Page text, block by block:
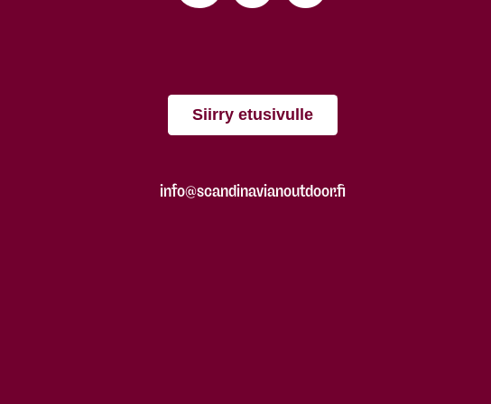
Siirry etusivulle
info@scandinavianoutdoor.fi